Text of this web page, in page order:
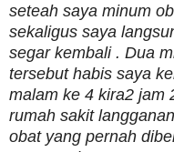
seteah saya minum
sekaligus saya
segar kembali . Dua
tersebut habis saya
malam ke 4 kira2 jam
rumah sakit
obat yang pernah